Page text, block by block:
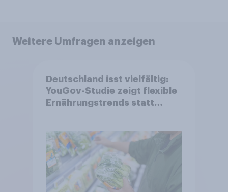
Weitere Umfragen anzeigen
Deutschland isst vielfältig:
YouGov-Studie zeigt flexible
Ernährungstrends statt